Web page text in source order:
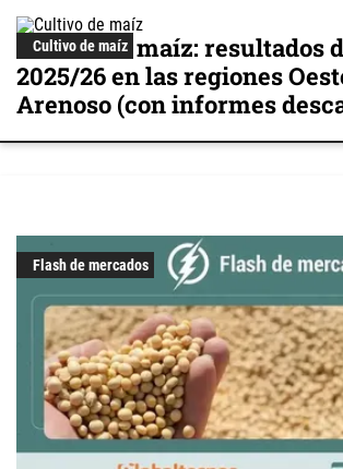
Cultivo de maíz
Cultivo de maíz: resultados
2025/26 en las regiones
Arenoso (con informes
Flash de mercados